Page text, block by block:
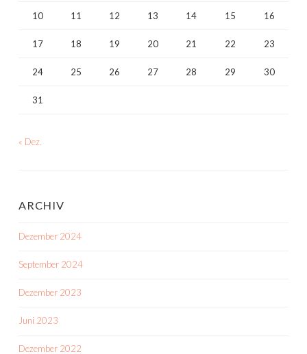
10 11 12 13 14 15 16
17 18 19 20 21 22 23
24 25 26 27 28 29 30
31
« Dez.
ARCHIV
Dezember 2024
September 2024
Dezember 2023
Juni 2023
Dezember 2022